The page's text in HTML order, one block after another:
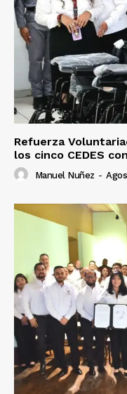
Refuerza
los cinco CEDES
Manuel Nuñez -